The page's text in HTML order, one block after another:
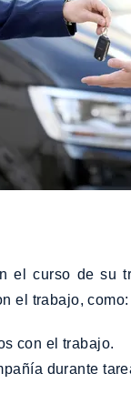
el curso de su
el trabajo, como:
con el trabajo.
durante